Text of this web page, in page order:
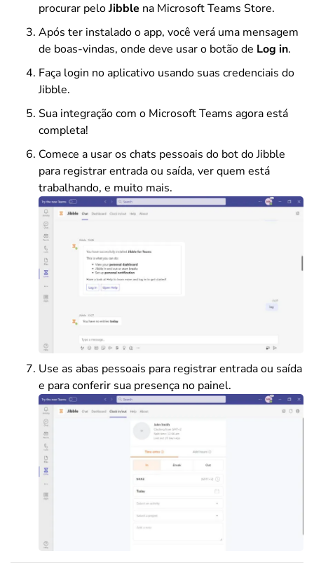
procurar peloJibble na Microsoft Teams Store.
Após ter instalado o app, você verá uma mensagem
de boas-vindas, onde deve usar o botão de Log in.
Faça login no aplicativo usando suas credenciais do
Jibble.
Sua integração com o Microsoft Teams agora está
completa!
Comece a usar os chats pessoais do bot do Jibble
para registrar entrada ou saída, ver quem está
trabalhando, e muito mais.
Use as abas pessoais para registrar entrada ou saída
e para conferir sua presença no painel.